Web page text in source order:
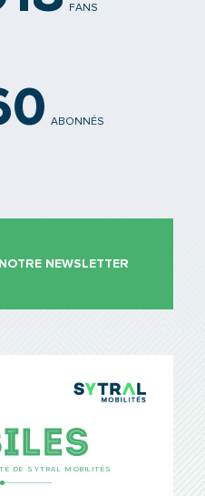
FANS
ABONNÉS
NEWSLETTER
DE SYTRAL MOBILITÉS